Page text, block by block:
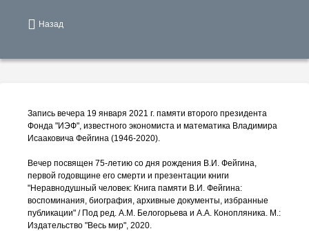
Назад
Запись вечера 19 января 2021 г. памяти второго президента
Фонда "ИЭФ", известного экономиста и математика Владимира
Исааковича Фейгина (1946-2020).
Вечер посвящен 75-летию со дня рождения В.И. Фейгина,
первой годовщине его смерти и презентации книги
"Неравнодушный человек: Книга памяти В.И. Фейгина:
воспоминания, биография, архивные документы, избранные
публикации" / Под ред. А.М. Белогорьева и А.А. Конопляника. М.:
Издательство "Весь мир", 2020.